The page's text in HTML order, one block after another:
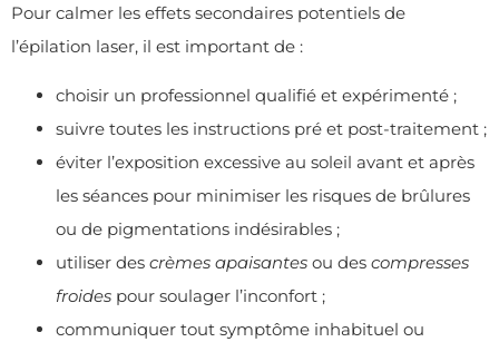
Pour calmer les effets secondaires potentiels de
l’épilation laser, il est important de :
choisir un professionnel qualifié et expérimenté ;
suivre toutes les instructions pré et post-traitement ;
éviter l’exposition excessive au soleil avant et après
les séances pour minimiser les risques de brûlures
ou de pigmentations indésirables ;
utiliser des crèmes apaisantes ou des compresses
froides pour soulager l’inconfort ;
communiquer tout symptôme inhabituel ou